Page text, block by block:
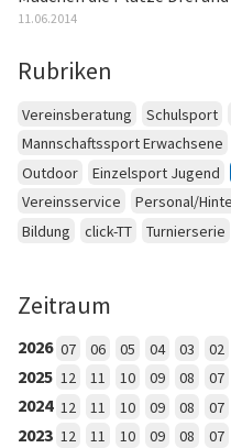
11.06.2014
Rubriken
Vereinsberatung Schulsport
Mannschaftssport Erwachsene
Outdoor
Einzelsport Jugend
Vereinsservice
Personal/
Bildung
click-TT Turnierserie
Zeitraum
2026 07 06 05 04 03 02
2025 12 11 10 09 08 07
2024 12 11 10 09 08 07
2023 12 11 10 09 08 07